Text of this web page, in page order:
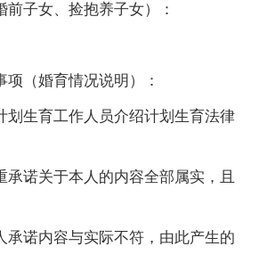
前子女、捡抱养子女）：
项（婚育情况说明）：
划生育工作人员介绍计划生育法律
承诺关于本人的内容全部属实，且
承诺内容与实际不符，由此产生的